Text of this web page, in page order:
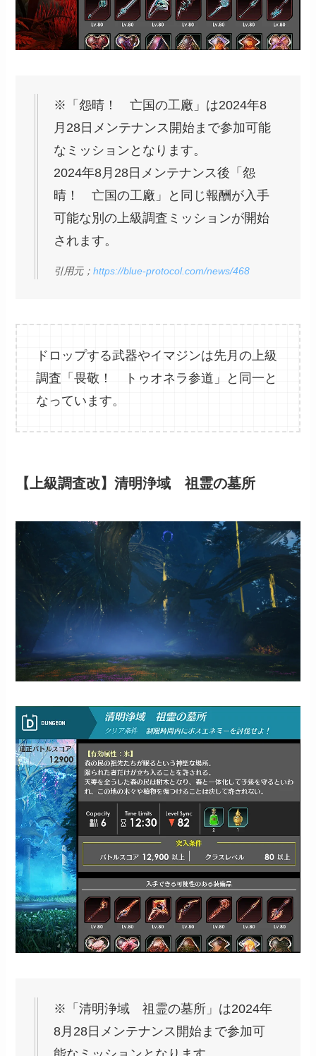
※「怨晴！ 亡国の工廠」は2024年8
月28日メンテナンス開始まで参加可能
なミッションとなります。
2024年8月28日メンテナンス後「怨
晴！ 亡国の工廠」と同じ報酬が入手
可能な別の上級調査ミッションが開始
されます。
引用元；https://blue-protocol.com/news/468
ドロップする武器やイマジンは先月の上級
調査「畏敬！ トゥオネラ参道」と同一と
なっています。
【上級調査改】清明浄域 祖霊の墓所
※「清明浄域 祖霊の墓所」は2024年
8月28日メンテナンス開始まで参加可